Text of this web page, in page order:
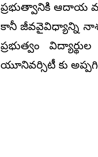
ప్రభుత్వానికి ఆదాయ
కానీ జీవవైవిధ్యాన్ని
ప్రభుత్వం
యూనివర్సిటీ కు